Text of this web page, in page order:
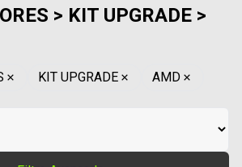
> KIT UPGRADE >
KIT UPGRADE AMD